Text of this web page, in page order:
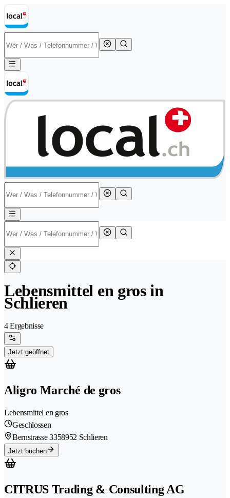
Lebensmittel en gros in
Schlieren
4 Ergebnisse
Jetzt geöffnet
Aligro Marché de gros
Lebensmittel en gros
Geschlossen
Bernstrasse 3358952 Schlieren
Jetzt buchen
CITRUS Trading & Consulting AG